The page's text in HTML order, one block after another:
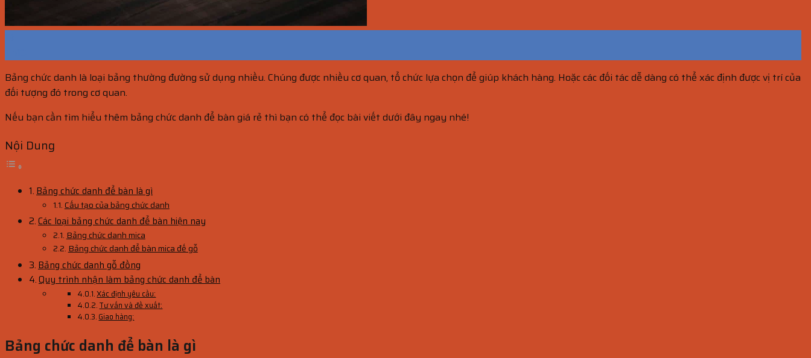
Bảng chức danh là loại bảng thường đường sử dụng nhiều. Chúng được nhiều cơ quan, tổ chức lựa chọn để giúp khách hàng. Hoặc các đối tác dễ dàng có thể xác định được vị trí của
đối tượng đó trong cơ quan.
Nếu bạn cần tìm hiểu thêm bảng chức danh để bàn giá rẻ thì bạn có thể đọc bài viết dưới đây ngay nhé!
Nội Dung
Bảng chức danh để bàn là gì
Cấu tạo của bảng chức danh
Các loại bảng chức danh để bàn hiện nay
Bảng chức danh mica
Bảng chức danh để bàn mica đế gỗ
Bảng chức danh gỗ đồng
Quy trình nhận làm bảng chức danh để bàn
Xác định yêu cầu:
Tư vấn và đề xuất:
Giao hàng:
Bảng chức danh để bàn là gì